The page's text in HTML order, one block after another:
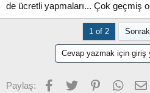
de ücretli yapmaları... Çok geçmiş
1 of 2
Cevap yazmak için giriş
Paylaş: Facebook
Twitter Pinterest